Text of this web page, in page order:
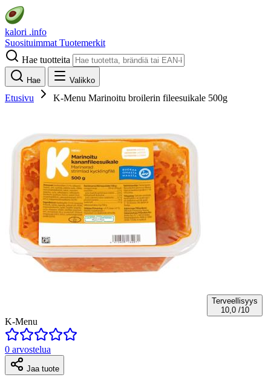
kalori .info
Suosituimmat Tuotemerkit
Hae tuotteita
Hae Valikko
Etusivu K-Menu Marinoitu broilerin fileesuikale 500g
Terveellisyys
10,0 /10
K-Menu
0 arvostelua
Jaa tuote